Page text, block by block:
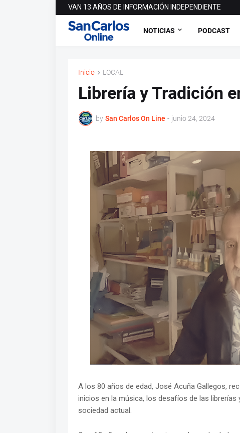
VAN 13 AÑOS DE INFORMACIÓN INDEPENDIENTE
NOTICIAS PODCAST
Inicio LOCAL
Librería y Tradición
by San Carlos On Line - junio 24, 2024
A los 80 años de edad, José Acuña Gallegos,
inicios en la música, los desafíos de las
sociedad actual.